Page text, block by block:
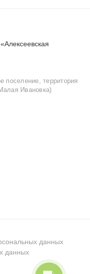
поселение, территория
Ивановка)
данных
данных